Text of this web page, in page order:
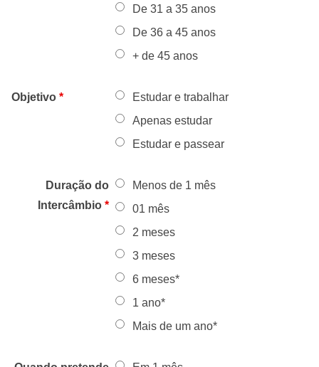
De 31 a 35 anos
De 36 a 45 anos
+ de 45 anos
Objetivo *
Estudar e trabalhar
Apenas estudar
Estudar e passear
Duração do
Intercâmbio*
Menos de 1 mês
01 mês
2 meses
3 meses
6 meses*
1 ano*
Mais de um ano*